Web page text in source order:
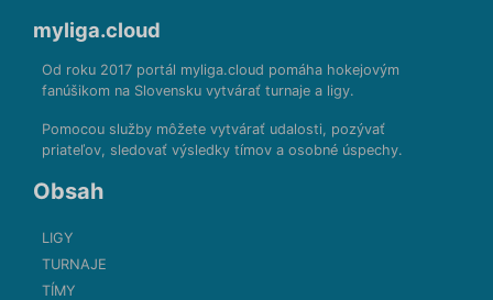
myliga.cloud
Od roku 2017 portál myliga.cloud pomáha hokejovým
fanúšikom na Slovensku vytvárať turnaje a ligy.
Pomocou služby môžete vytvárať udalosti, pozývať
priateľov, sledovať výsledky tímov a osobné úspechy.
Obsah
LIGY
TURNAJE
TÍMY